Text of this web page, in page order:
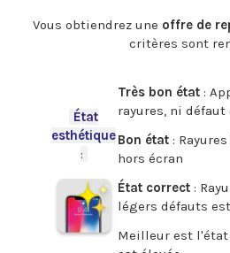
Vous obtiendrez une offre de
critères sont
État
esthétique
:
Très bon état :
rayures, ni
Bon état :
hors écran
État correct :
légers défauts
Meilleur est